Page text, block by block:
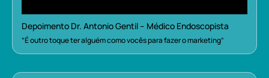
Depoimento Dr. Antonio Gentil – Médico Endoscopista
“É outro toque ter alguém como vocês para fazer o marketing”